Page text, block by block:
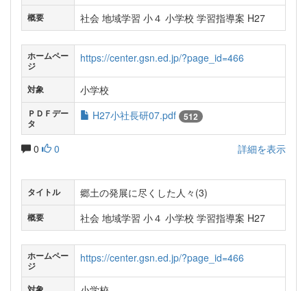
概要 社会 地域学習 小４ 小学校 学習指導案 H27
ホームペー
ジ
https://center.gsn.ed.jp/?page_id=466
対象 小学校
ＰＤＦデー
タ
H27小社長研07.pdf 512
0 0 詳細を表示
タイトル 郷土の発展に尽くした人々(3)
概要 社会 地域学習 小４ 小学校 学習指導案 H27
ホームペー
ジ
https://center.gsn.ed.jp/?page_id=466